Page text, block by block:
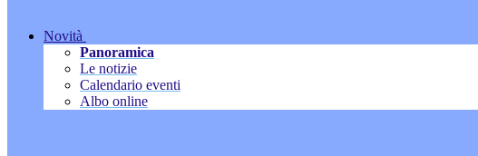
Novità
Panoramica
Le notizie
Calendario eventi
Albo online